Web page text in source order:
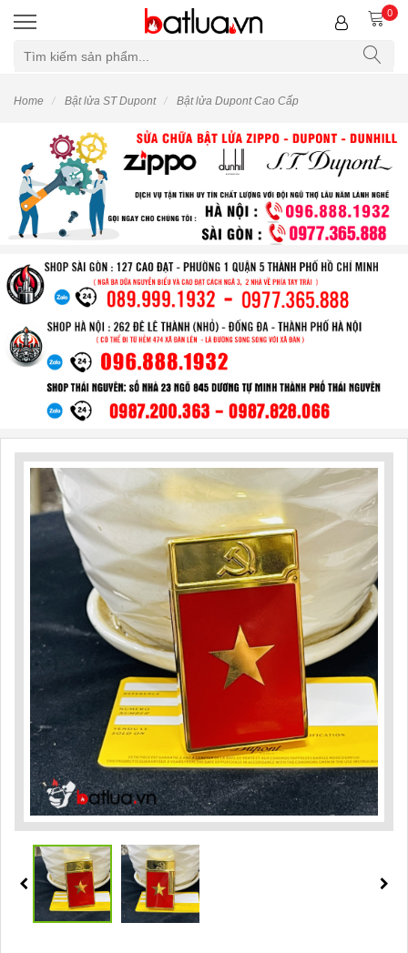
0
Home Bật lửa ST Dupont Bật lửa Dupont Cao Cấp